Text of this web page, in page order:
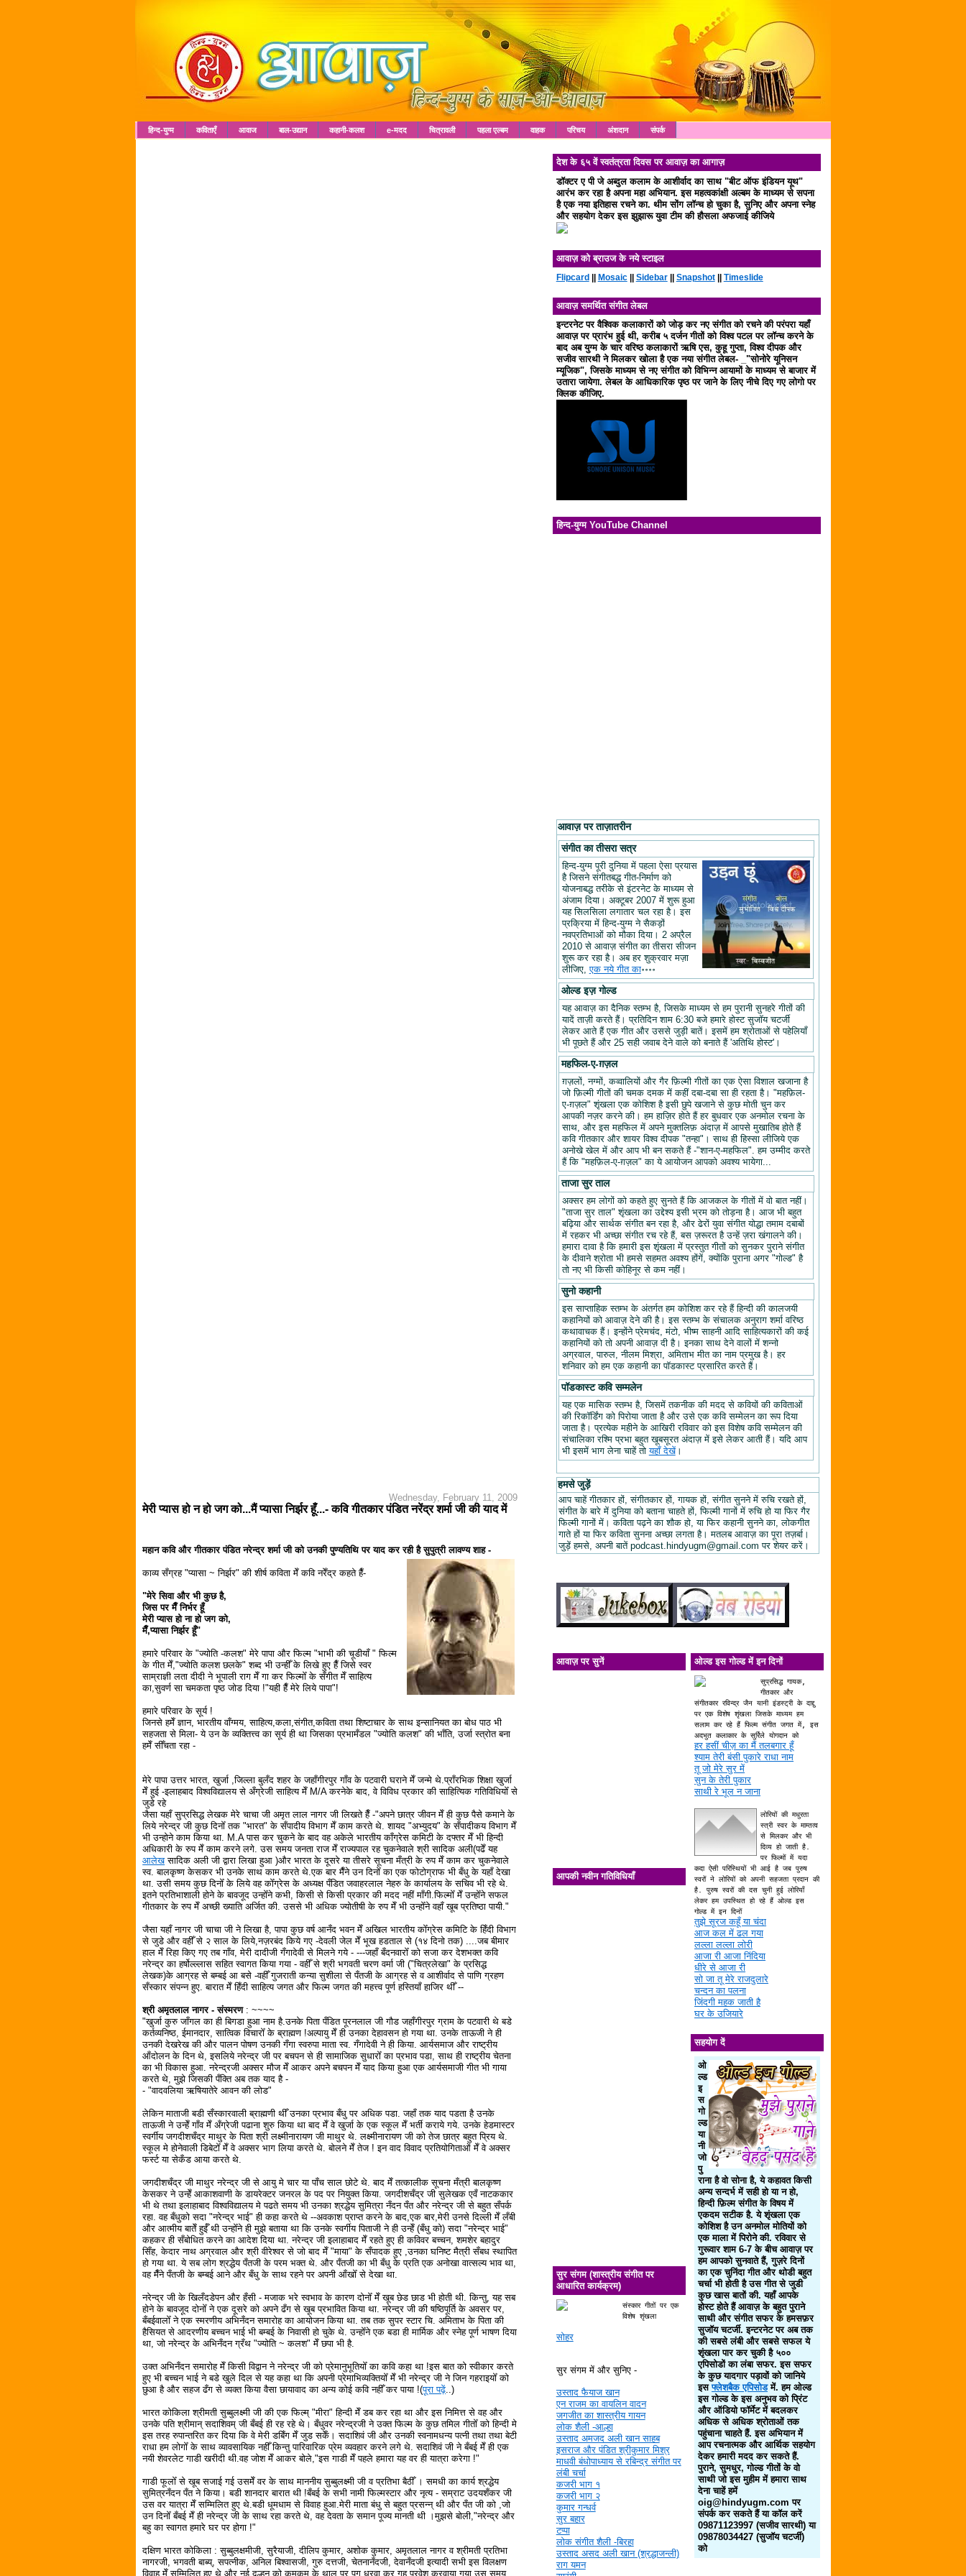
हिन्द-युग्म कविताएँ आवाज बाल-उद्यान कहानी-कलश e-मदद चित्रावली पहला एल्बम वाहक परिचय अंशदान संपर्क
Wednesday, February 11, 2009
मेरी प्यास हो न हो जग को...मैं प्यासा निर्झर हूँ...- कवि गीतकार पंडित नरेंद्र शर्मा जी की याद में
महान कवि और गीतकार पंडित नरेन्द्र शर्मा जी को उनकी पुण्यतिथि पर याद कर रही है सुपुत्री लावण्य शाह -
काव्य सँग्रह "प्यासा ~ निर्झर" की शीर्ष कविता मेँ कवि नरेँद्र कहते हैँ-
"मेरे सिवा और भी कुछ है,
जिस पर मैँ निर्भर हूँ
मेरी प्यास हो ना हो जग को,
मैँ,प्यासा निर्झर हूँ"
हमारे परिवार के "ज्योति -कलश" मेरे पापा और फिल्म "भाभी की चूडीयाँ " फिल्म
के गीत मेँ,"ज्योति कलश छलके" शब्द भी उन्हीँ के लिखे हुए हैँ जिसे स्वर
साम्राज्ञी लता दीदी ने भूपाली राग मेँ गा कर फिल्मोँ के सँगीत मेँ साहित्य
का,सुवर्ण सा चमकता पृष्ठ जोड दिया !"यही हैँ मेरे लिये पापा"!
हमारे परिवार के सूर्य !
जिनसे हमेँ ज्ञान, भारतीय वाँग्मय, साहित्य,कला,संगीत,कविता तथा शिष्टाचार के साथ इन्सानियत का बोध पाठ भी
सहजता से मिला- ये उन के व्यक्तित्त्व का सूर्य ही था जिसका प्रभामँडल "ज्योति कलश" की भाँति, उर्जा स्त्रोत बना
हमेँ सीँचता रहा -
मेरे पापा उत्तर भारत, खुर्जा ,जिल्ला बुलँद शहर के जहाँगीरपुर गाँव के पटवारी घराने मेँ जन्मे थे.प्राँरभिक शिक्षा खुर्जा
मेँ हुई -इलाहबाद विश्वविद्यालय से अँग्रेजी साहित्य मेँ M/A करनेके बाद, वे विविध प्रकार की साहित्यिक गतिविधियोँ से
जुडे रहे
जैसा यहाँ सुप्रसिद्ध लेखक मेरे चाचा जी अमृत लाल नागर जी लिखते हैँ -"अपने छात्र जीवन मेँ ही कुछ पैसे कमाने के
लिये नरेन्द्र जी कुछ दिनोँ तक "भारत" के सँपादीय विभाग मेँ काम करते थे. शायद "अभ्युदय" के सँपादीकय विभाग मेँ
भी उन्होने काम किया था. M.A पास कर चुकने के बाद वह अकेले भारतीय काँग्रेस कमिटी के दफ्तर मेँ भी हिन्दी
अधिकारी के रुप मेँ काम करने लगे. उस समय जनता राज मेँ राज्यपाल रह चुकनेवाले श्री सादिक अली(पढेँ यह
आलेखसादिक अली जी द्वारा लिखा हुआ )और भारत के दूसरे या तीसरे सूचना मँत्री के रुप मेँ काम कर चुकनेवाले
स्व. बालकृष्ण केसकर भी उनके साथ काम करते थे.एक बार मैँने उन दिनोँ का एक फोटोग्राफ भी बँधु के यहाँ देखा
था. उसी समय कुछ दिनोँ के लिये वह कोँग्रेस के अध्यक्ष पँडित जवाहरलाल नेहरु के कार्यालय के सचिव भी रहे थे.
इतने प्रतिभाशाली होने के बावजूद उन्होँने कभी, किसी से किसी प्रकार की मदद नहीं माँगी.फिल्मोँ मेँ उन्होँने सफल
गीतकार के रुप मेँ अच्छी ख्याति अर्जित की. उससे भी अधिक ज्योतीषी के रुप मेँ भी उन्होँने वहाँ खूब प्रतिष्ठा पायी."
जैसा यहाँ नागर जी चाचा जी ने लिखा है, पापा कुछ वर्ष आनँद भवन मेँ अखिल भारतीय कोँग्रेस कमिटि के हिँदी विभाग
से जुडे और वहीँ से २ साल के लिये,नज़रबंद किये गए -देवली जेल मेँ भूख हडताल से (१४ दिनो तक) ....जब बीमार
हाल मेँ रिहा किए गए तब गाँव, मेरी दादीजी गँगादेवी से मिलने गये - ---जहाँ बँदनवारोँ को सजा कर देशभक्त कवि
नरेन्द्र का हर्षोल्ल्लास सहित स्वागत किया गया - वहीँ से श्री भगवती चरण वर्मा जी ("चित्रलेखा" के प्रसिद्ध
लेखक)के आग्रह से बम्बई आ बसे -वहीँ गुजराती कन्या सुशीला से पँतजी के आग्रह से व आशीर्वाद से पाणि ग्रहण
सँस्कार संपन्न हुए. बारात मेँ हिँदी साहित्य जगत और फिल्म जगत की महत्त्व पूर्ण हस्तियाँ हाजिर थीँ --
श्री अमृतलाल नागर - संस्मरण : ~~~~
"खुर्जा कुरु जाँगल का ही बिगडा हुआ नाम है.उनके पिता पँडित पूरनलाल जी गौड जहाँगीरपुर ग्राम के पटवारी थे बडे
कर्तव्यनिष्ठ, ईमानदार, सात्विक विचारोँ के ब्राह्मण !अल्पायु मेँ ही उनका देहावसन हो गया था. उनके ताऊजी ने ही
उनकी देखरेख की और पालन पोषण उनकी गँगा स्वरुपा माता स्व. गँगादेवी ने ही किया. आर्यसमाज और राष्ट्रीय
आँदोलन के दिन थे, इसलिये नरेन्द्र जी पर बचपन से ही सामाजिक सुधारोँ का प्रभाव पडा, साथ ही राष्ट्रीय चेतना
का भी विकास हुआ. नरेन्द्रजी अक्सर मौज मेँ आकर अपने बचपन मेँ याद किया हुआ एक आर्यसमाजी गीत भी गाया
करते थे, मुझे जिसकी पँक्ति अब तक याद है -
- "वादवलिया ऋषियातेरे आवन की लोड"
लेकिन माताजी बडी सँस्कारवाली ब्राह्मणी थीँ उनका प्रभाव बँधु पर अधिक पडा. जहाँ तक याद पडता है उनके
ताऊजी ने उन्हेँ गाँव मेँ अँग्रेजी पढाना शुरु किया था बाद मेँ वे खुर्जा के एक स्कूल मेँ भर्ती कराये गये. उनके हेडमास्टर
स्वर्गीय जगदीशचँद्र माथुर के पिता श्री लक्ष्मीनारायण जी माथुर थे. लक्ष्मीनारायण जी को तेज छात्र बहुत प्रिय थे.
स्कूल मे होनेवाली डिबेटोँ मेँ वे अक्सर भाग लिया करते थे. बोलने मेँ तेज ! इन वाद विवाद प्रतियोगिताओं मेँ वे अक्सर
फर्स्ट या सेकँड आया करते थे.
जगदीशचँद्र जी माथुर नरेन्द्र जी से आयु मे चार या पाँच साल छोटे थे. बाद मेँ तत्कालीक सूचना मँत्री बालकृष्ण
केसकर ने उन्हेँ आकाशवाणी के डायरेक्टर जनरल के पद पर नियुक्त किया. जगदीशचँद्र जी सुलेखक एवँ नाटककार
भी थे तथा इलाहाबाद विश्वविद्यालय मे पढते समय भी उनका श्रद्धेय सुमित्रा नँदन पँत और नरेन्द्र जी से बहुत सँपर्क
रहा. वह बँधुको सदा "नरेन्द्र भाई" ही कहा करते थे --अवकाश प्राप्त करने के बाद,एक बार,मेरी उनसे दिल्ली मेँ लँबी
और आत्मीय बातेँ हुईँ थी उन्होँने ही मुझे बताया था कि उनके स्वर्गीय पिताजी ने ही उन्हेँ (बँधु को) सदा "नरेन्द्र भाई"
कहकर ही सँबोधित करने का आदेश दिया था. नरेन्द्र जी इलाहाबाद मेँ रहते हुए ही कविवर बच्चन, शमशेर बहादुर
सिँह, केदार नाथ अग्रवाल और श्री वीरेश्वर से जो बाद मेँ "माया" के सँपादक हुए ,उनका घनिष्ट मैत्री सँबध स्थापित
हो गया था. ये सब लोग श्रद्धेय पँतजी के परम भक्त थे. और पँतजी का भी बँधु के प्रति एक अनोखा वात्सल्य भाव था,
वह मैँने पँतजी के बम्बई आने और बँधु के साथ रहने पर अपनी आँखोँ से देखा था.
नरेन्द्र जी के खिलँदडेपन और हँसी - मजाक भरे स्वभाव के कारण दोनोँ मेँ खूब छेड छाड भी होती थी. किन्तु, यह सब
होने के बावजूद दोनोँ ने एक दूसरे को अपने ढँग से खूब प्रभावित किया था. नरेन्द्र जी की षष्ठिपूर्ति के अवसर पर,
बँबईवालोँ ने एक स्मरणीय अभिनँदन समारोह का आयोजन किया था. तब तक सुपर स्टार चि. अमिताभ के पिता की
हैसियत से आदरणीय बच्चन भाई भी बम्बई के निवासी हो चुके थे. उन्होँने एक बडा ही मार्मिक और स्नेह पूर्ण भाषण दिया
था, जो नरेन्द्र के अभिनँदन ग्रँथ "ज्योति ~ कलश" मेँ छपा भी है.
उक्त अभिनँदन समारोह मेँ किसी विद्वान ने नरेन्द्र जी को प्रेमानुभूतियोँ का कवि कहा था !इस बात को स्वीकार करते
हुए भी बच्चन भाई ने बडे खुले दिल से यह कहा था कि अपनी प्रेमाभिव्यक्तियोँ मेँ भी नरेन्द्र जी ने जिन गहराइयोँ को
छुआ है और सहज ढँग से व्यक्त किया वैसा छायावाद का अन्य कोई कवि नहीँ कर पाया !(पूरा पढ़ें..)
भारत कोकिला श्रीमती सुब्बुलक्ष्मी जी की एक फिल्म् "मीरा" हिन्दी मेँ डब कर रहा था और इस निमित्त से वह और
उनके पति श्रीमान् सदाशिवम् जी बँबई ही रह रहे थे। बँधुवर नरेन्द्रजी ने उक्त फिल्म के कुछ तमिल गीतोँ को हिन्दी मे
इस तरह रुपान्तरित कर दिया कि वे मेरी डबिँग मेँ जुड सकेँ। सदाशिवं जी और उनकी स्वनामधन्य पत्नी तथा तथा बेटी
राधा हम लोगोँ के साथ व्यावसायिक नहीँ किन्तु पारिवारिक प्रेम व्यवहार करने लगे थे. सदाशिवं जी ने बँबई मेँ ही एक
नयी शेवरलेट गाडी खरीदी थी.वह जोश मेँ आकर बोले,"इस गाडी मेँ पहले हमारा यह वर ही यात्रा करेगा !"
गाडी फूलोँ से खूब सजाई गई उसमेँ वर के साथ माननीय सुब्बुलक्ष्मी जी व प्रतिभा बैठीँ । समधी का कार्य श्रद्धेय
सुमित्रनँदन पँत ने किया। बडी शानदार बारात थी !बँबई के सभी नामी फिल्मस्टार और नृत्य - सम्राट उदयशँकर जी
उस वर यात्रा मेँ सम्मिलित हुए थे.बडी धूमधाम से विवाह हुआ.मेरी माता बंधु से बहुत प्रसन्न् थी और पँत जी को ,जो
उन दिनोँ बँबई मेँ ही नरेन्द्र जी के साथ रहा करते थे, वह देवता के समान पूज्य मानती थी ।मुझसे बोली,"नरेन्द्र और
बहु का स्वागत हमारे घर पर होगा !"
दक्षिण भारत कोकिला : सुब्बुलक्षमीजी, सुरैयाजी, दीलिप कुमार, अशोक कुमार, अमृतलाल नागर व श्रीमती प्रतिभा
नागरजी, भगवती बाब्य्, सपत्नीक, अनिल बिश्वासजी, गुरु दत्तजी, चेतनानँदजी, देवानँदजी इत्यादी सभी इस विलक्षण
विवाह मेँ सम्मिलित हुए थे और नई दुल्हन को कुमकुम के थाल पर पग धरवा कर गृह प्रवेश करवाया गया उस समय
देश के ६५ वें स्वतंत्रता दिवस पर आवाज़ का आगाज़
डॉक्टर ए पी जे अब्दुल कलाम के आशीर्वाद का साथ "बीट ऑफ इंडियन यूथ"
आरंभ कर रहा है अपना महा अभियान. इस महत्वकांक्षी अल्बम के माध्यम से सपना
है एक नया इतिहास रचने का. थीम सोंग लॉन्च हो चुका है, सुनिए और अपना स्नेह
और सहयोग देकर इस झुझारू युवा टीम की हौसला अफजाई कीजिये
आवाज़ को ब्राउज के नये स्टाइल
Flipcard Mosaic|| Sidebar|| Snapshot|| Timeslide
आवाज़ समर्थित संगीत लेबल
इन्टरनेट पर वैश्विक कलाकारों को जोड़ कर नए संगीत को रचने की परंपरा यहाँ
आवाज़ पर प्रारंभ हुई थी, करीब ५ दर्जन गीतों को विश्व पटल पर लॉन्च करने के
बाद अब युग्म के चार वरिष्ठ कलाकारों ऋषि एस, कुहू गुप्ता, विश्व दीपक और
सजीव सारथी ने मिलकर खोला है एक नया संगीत लेबल- _"सोनोरे यूनिसन
म्यूजिक", जिसके माध्यम से नए संगीत को विभिन्न आयामों के माध्यम से बाजार में
उतारा जायेगा. लेबल के आधिकारिक पृष्ठ पर जाने के लिए नीचे दिए गए लोगो पर
क्लिक कीजिए.
हिन्द-युग्म YouTube Channel
आवाज़ पर ताज़ातरीन
संगीत का तीसरा सत्र
हिन्द-युग्म पूरी दुनिया में पहला ऐसा प्रयास
है जिसने संगीतबद्ध गीत-निर्माण को
योजनाबद्ध तरीके से इंटरनेट के माध्यम से
अंजाम दिया। अक्टूबर 2007 में शुरू हुआ
यह सिलसिला लगातार चल रहा है। इस
प्रक्रिया में हिन्द-युग्म ने सैकड़ों
नवप्रतिभाओं को मौका दिया। 2 अप्रैल
2010 से आवाज़ संगीत का तीसरा सीजन
शुरू कर रहा है। अब हर शुक्रवार मज़ा
लीजिए,एक नये गीत का॰॰॰॰
ओल्ड इज़ गोल्ड
यह आवाज़ का दैनिक स्तम्भ है, जिसके माध्यम से हम पुरानी सुनहरे गीतों की
यादें ताज़ी करते हैं। प्रतिदिन शाम 6:30 बजे हमारे होस्ट सुजॉय चटर्जी
लेकर आते हैं एक गीत और उससे जुड़ी बातें। इसमें हम श्रोताओं से पहेलियाँ
भी पूछते हैं और 25 सही जवाब देने वाले को बनाते हैं 'अतिथि होस्ट'।
महफिल-ए-ग़ज़ल
ग़ज़लों, नग्मों, कव्वालियों और गैर फ़िल्मी गीतों का एक ऐसा विशाल खजाना है
जो फ़िल्मी गीतों की चमक दमक में कहीं दबा-दबा सा ही रहता है। "महफ़िल-
ए-ग़ज़ल" शृंखला एक कोशिश है इसी छुपे खजाने से कुछ मोती चुन कर
आपकी नज़र करने की। हम हाज़िर होते हैं हर बुधवार एक अनमोल रचना के
साथ, और इस महफिल में अपने मुक्तलिफ़ अंदाज़ में आपसे मुखातिब होते हैं
कवि गीतकार और शायर विश्व दीपक "तन्हा"। साथ ही हिस्सा लीजिये एक
अनोखे खेल में और आप भी बन सकते हैं -"शान-ए-महफिल". हम उम्मीद करते
हैं कि "महफ़िल-ए-ग़ज़ल" का ये आयोजन आपको अवश्य भायेगा...
ताजा सुर ताल
अक्सर हम लोगों को कहते हुए सुनते हैं कि आजकल के गीतों में वो बात नहीं।
"ताजा सुर ताल" शृंखला का उद्देश्य इसी भ्रम को तोड़ना है। आज भी बहुत
बढ़िया और सार्थक संगीत बन रहा है, और ढेरों युवा संगीत योद्धा तमाम दबाबों
में रहकर भी अच्छा संगीत रच रहे हैं, बस ज़रूरत है उन्हें ज़रा खंगालने की।
हमारा दावा है कि हमारी इस शृंखला में प्रस्तुत गीतों को सुनकर पुराने संगीत
के दीवाने श्रोता भी हमसे सहमत अवश्य होंगें, क्योंकि पुराना अगर "गोल्ड" है
तो नए भी किसी कोहिनूर से कम नहीं।
सुनो कहानी
इस साप्ताहिक स्तम्भ के अंतर्गत हम कोशिश कर रहे हैं हिन्दी की कालजयी
कहानियों को आवाज़ देने की है। इस स्तम्भ के संचालक अनुराग शर्मा वरिष्ठ
कथावाचक हैं। इन्होंने प्रेमचंद, मंटो, भीष्म साहनी आदि साहित्यकारों की कई
कहानियों को तो अपनी आवाज़ दी है। इनका साथ देने वालों में शन्नो
अग्रवाल, पारुल, नीलम मिश्रा, अमिताभ मीत का नाम प्रमुख है। हर
शनिवार को हम एक कहानी का पॉडकास्ट प्रसारित करते हैं।
पॉडकास्ट कवि सम्मलेन
यह एक मासिक स्तम्भ है, जिसमें तकनीक की मदद से कवियों की कविताओं
की रिकॉर्डिंग को पिरोया जाता है और उसे एक कवि सम्मेलन का रूप दिया
जाता है। प्रत्येक महीने के आखिरी रविवार को इस विशेष कवि सम्मेलन की
संचालिका रश्मि प्रभा बहुत खूबसूरत अंदाज़ में इसे लेकर आती हैं। यदि आप
भी इसमें भाग लेना चाहें तोयहाँ देखें।
हमसे जुड़ें
आप चाहें गीतकार हों, संगीतकार हों, गायक हों, संगीत सुनने में रुचि रखते हों,
संगीत के बारे में दुनिया को बताना चाहते हों, फिल्मी गानों में रुचि हो या फिर गैर
फिल्मी गानों में। कविता पढ़ने का शौक हो, या फिर कहानी सुनने का, लोकगीत
गाते हों या फिर कविता सुनना अच्छा लगता है। मतलब आवाज़ का पूरा तज़र्बा।
जुड़ें हमसे, अपनी बातें podcast.hindyugm@gmail.com पर शेयर करें।
आवाज़ पर सुनें
आपकी नवीन गतिविधियाँ
सुर संगम (शास्त्रीय संगीत पर
आधारित कार्यक्रम)
संस्कार गीतों पर एक
विशेष शृंखला
सोहर
सुर संगम में और सुनिए -
उस्ताद फैयाज खान
एन राजम का वायलिन वादन
जगजीत का शास्त्रीय गायन
लोक शैली -आल्हा
उस्ताद अमजद अली खान साहब
इसराज और पंडित श्रीकुमार मिश्र
माधवी बंधोपाध्याय से रबिन्द्र संगीत पर
लंबी चर्चा
कजरी भाग १
कजरी भाग २
कुमार गन्धर्व
सुर बहार
टप्पा
लोक संगीत शैली -बिरहा
उस्ताद असद अली खान (श्रद्धाजन्ली)
राग यमन
ओल्ड इस गोल्ड में इन दिनों
सुप्रसिद्ध गायक,
गीतकार और
संगीतकार रविन्द्र जैन यानी इंडस्ट्री के दाद्दु
पर एक विशेष शृंखला जिसके माध्यम हम
सलाम कर रहे हैं फिल्म संगीत जगत में, इस
अदभुत कलाकार के सुर्रिले योगदान को
हर हसीं चीज़ का मैं तलबगार हूँ
श्याम तेरी बंसी पुकारे राधा नाम
तू जो मेरे सुर में
सुन के तेरी पुकार
साथी रे भूल न जाना
लोरियों की मधुरता
स्त्री स्वर के माम्तत्व
से मिलकर और भी
दिव्य हो जाती है.
पर फिल्मों में यदा
कदा ऐसी परिस्थियों भी आई है जब पुरुष
स्वरों ने लोरियों को अपनी सहजता प्रदान की
है. पुरुष स्वरों की दस चुनी हुई लोरियाँ
लेकर हम उपस्थित हो रहे हैं ओल्ड इस
गोल्ड में इन दिनों
तुझे सूरज कहूँ या चंदा
आज कल में ढल गया
लल्ला लल्ला लोरी
आजा री आजा निंदिया
धीरे से आजा री
सो जा तू मेरे राजदुलारे
चन्दन का पलना
जिंदगी महक जाती है
घर के उजियारे
सहयोग दें
ओ
ल्ड
इ
स
गो
ल्ड
या
नी
जो
पु
राना है वो सोना है, ये कहावत किसी
अन्य सन्दर्भ में सही हो या न हो,
हिन्दी फ़िल्म संगीत के विषय में
एकदम सटीक है. ये शृंखला एक
कोशिश है उन अनमोल मोतियों को
एक माला में पिरोने की. रविवार से
गुरूवार शाम 6-7 के बीच आवाज़ पर
हम आपको सुनवाते हैं, गुज़रे दिनों
का एक चुनिंदा गीत और थोडी बहुत
चर्चा भी होती है उस गीत से जुडी
कुछ खास बातों की. यहाँ आपके
होस्ट होते हैं आवाज़ के बहुत पुराने
साथी और संगीत सफर के हमसफ़र
सुजॉय चटर्जी. इन्टरनेट पर अब तक
की सबसे लंबी और सबसे सफल ये
शृंखला पार कर चुकी है ५००
एपिसोडों का लंबा सफर. इस सफर
के कुछ यादगार पड़ावों को जानिये
इसफ्लेशबैक एपिसोडमें. हम ओल्ड
इस गोल्ड के इस अनुभव को प्रिंट
और ऑडियो फॉर्मेट में बदलकर
अधिक से अधिक श्रोताओं तक
पहुंचाना चाहते हैं. इस अभियान में
आप रचनात्मक और आर्थिक सहयोग
देकर हमारी मदद कर सकते हैं.
पुराने, सुमधुर, गोल्ड गीतों के वो
साथी जो इस मुहीम में हमारा साथ
देना चाहें हमें
oig@hindyugm.com पर
संपर्क कर सकते हैं या कॉल करें
09871123997 (सजीव सारथी) या
09878034427 (सुजॉय चटर्जी)
को